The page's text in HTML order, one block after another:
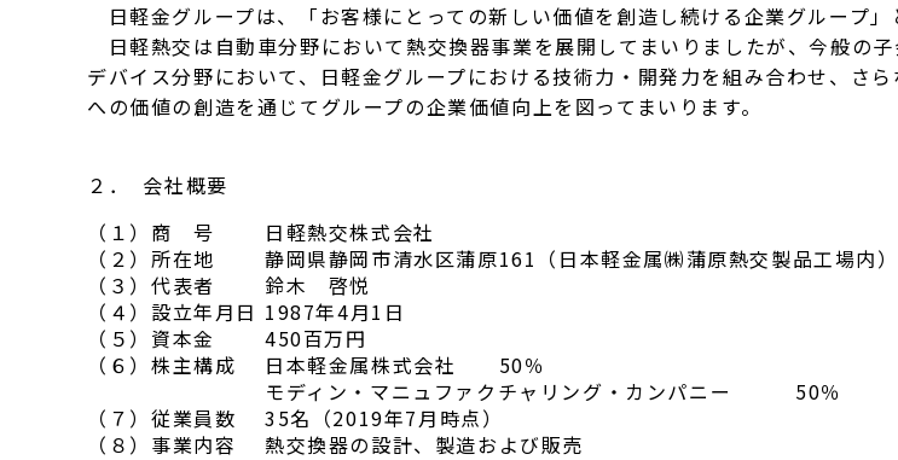
日軽金グループは、「お客様にとっての新しい価値を創造し続ける企業グループ」
日軽熱交は自動車分野において熱交換器事業を展開してまいりましたが、今般の
デバイス分野において、日軽金グループにおける技術力・開発力を組み合わせ、さ
への価値の創造を通じてグループの企業価値向上を図ってまいります。
２． 会社概要
（１） 商 号
日軽熱交株式会社
（２） 所在地
静岡県静岡市清水区蒲原161（日本軽金属㈱蒲原熱交製品工場内）
（３） 代表者
鈴木 啓悦
（４） 設立年月日 1987年4月1日
（５） 資本金
450百万円
（６） 株主構成
日本軽金属株式会社 50％
モディン・マニュファクチャリング・カンパニー 50％
（７） 従業員数
35名（2019年7月時点）
（８） 事業内容 熱交換器の設計、製造および販売